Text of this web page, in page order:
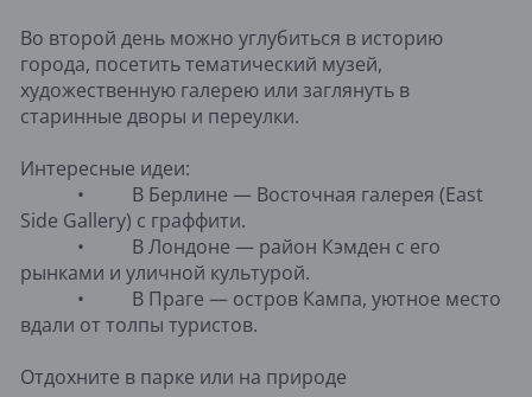
Во второй день можно углубиться в историю
города, посетить тематический музей,
художественную галерею или заглянуть в
старинные дворы и переулки.
Интересные идеи:
• В Берлине — Восточная галерея (East
Side Gallery) с граффити.
• В Лондоне — район Кэмден с его
рынками и уличной культурой.
• В Праге — остров Кампа, уютное место
вдали от толпы туристов.
Отдохните в парке или на природе